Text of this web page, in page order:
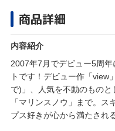
商品詳細
内容紹介
2007年7月でデビュー5周
トです！デビュー作「view
で)」、人気を不動のもの
「マリンスノウ」まで。
プス好きが心から満たされ